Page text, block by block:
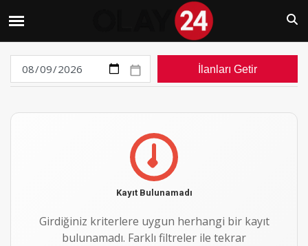
İlanları Getir
Kayıt Bulunamadı
Girdiğiniz kriterlere uygun herhangi bir kayıt
bulunamadı. Farklı filtreler ile tekrar